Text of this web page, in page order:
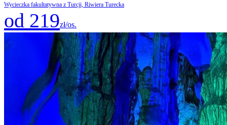
Wycieczka fakultatywna z Turcji, Riwiera Turecka
od 219zł/os.